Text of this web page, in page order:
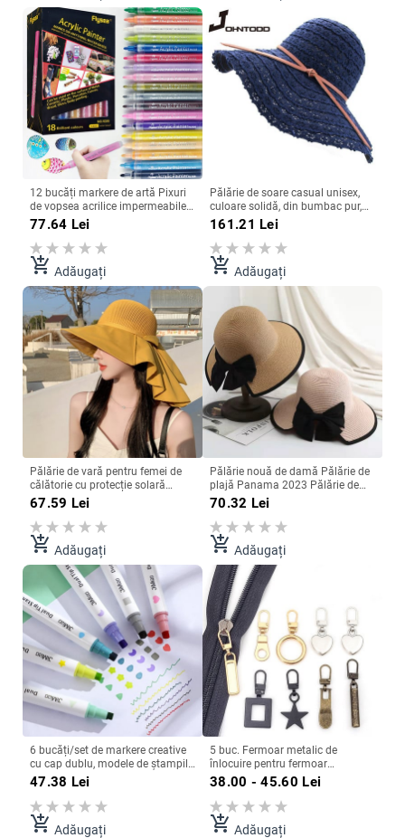
12 bucăți markere de artă Pixuri
de vopsea acrilice impermeabile
pentru vopsea permanentă
pentru pictura în rocă, bricolaj,
sticlă ceramică
77.64 Lei
add_shopping_cart Adăugați
Pălărie de soare casual unisex,
culoare solidă, din bumbac pur,
pălărie de găleată, bărbați și
femei, pălărie hip-hop, pălărie de
pescar de vară, centură pliabilă
Panama
161.21 Lei
add_shopping_cart Adăugați
Pălărie de vară pentru femei de
călătorie cu protecție solară
sombreros para mujer para el sol
soare cu protecție a feței
67.59 Lei
add_shopping_cart Adăugați
Pălărie nouă de damă Pălărie de
plajă Panama 2023 Pălărie de
vară pentru femei Moda de vară
Vizor de soare Pălărie Panama
Fedoras Prezent
70.32 Lei
add_shopping_cart Adăugați
6 bucăți/set de markere creative
cu cap dublu, modele de ștampile
drăguțe, jurnal, desen, scris,
articole de artă
47.38 Lei
add_shopping_cart Adăugați
5 buc. Fermoar metalic de
înlocuire pentru fermoar
detașabil, glisor, tragere, set de
jachetă, cusut manual, cap cu
fermoar
38.00 - 45.60 Lei
add_shopping_cart Adăugați